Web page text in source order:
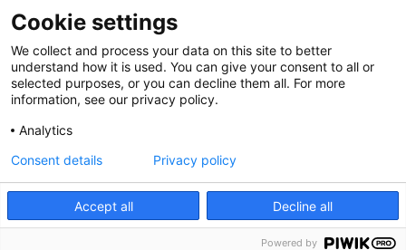
Aanmelden
Feedback :libservice@ugent.be.
©2026Universiteit Gent
Cookie settings
We collect and process your data on this site to better
understand how it is used. You can give your consent to all or
selected purposes, or you can decline them all. For more
information, see our privacy policy.
Analytics
Accept all Decline all
Consent details Privacy policy
Powered by